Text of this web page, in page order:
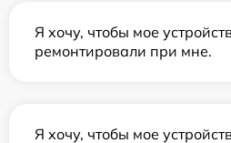
Я хочу, чтобы мое
ремонтировали при мне.
Я хочу, чтобы мое